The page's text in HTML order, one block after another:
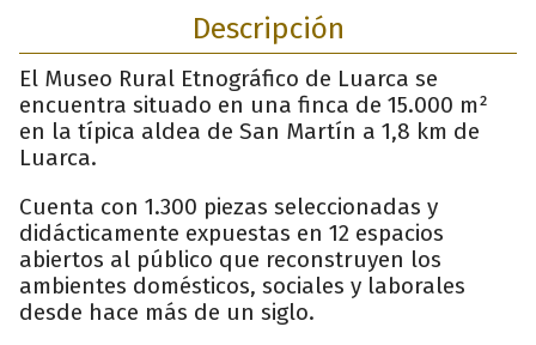
Descripción
El Museo Rural Etnográfico de Luarca se
encuentra situado en una finca de 15.000 m²
en la típica aldea de San Martín a 1,8 km de
Luarca.
Cuenta con 1.300 piezas seleccionadas y
didácticamente expuestas en 12 espacios
abiertos al público que reconstruyen los
ambientes domésticos, sociales y laborales
desde hace más de un siglo.